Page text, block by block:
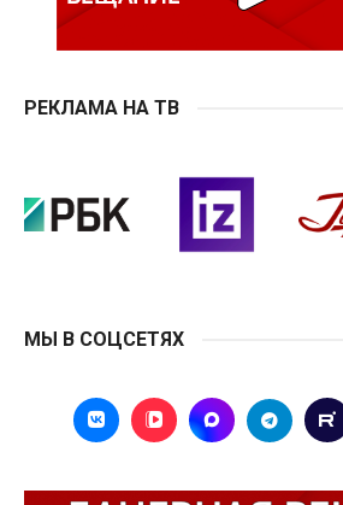
РЕКЛАМА НА ТВ
МЫ В СОЦСЕТЯХ